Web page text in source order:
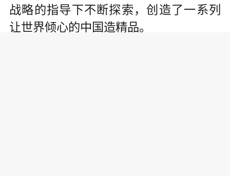
战略的指导下不断探索，创造了一系列
让世界倾心的中国造精品。